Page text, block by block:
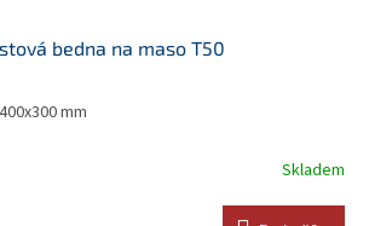
bedna na maso T50
mm
Skladem